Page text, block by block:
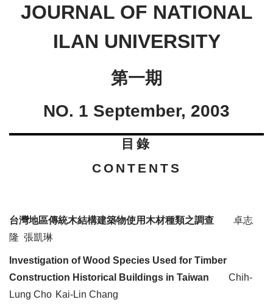
採編服務
JOURNAL OF NATIONAL
ILAN UNIVERSITY
第一期
NO. 1 September, 2003
目錄
CONTENTS
台灣地區傳統木結構建築物使用木材種類之調查
卓志
隆 張凱琳
Investigation of Wood Species Used for Timber
Construction Historical Buildings in Taiwan
Chih-
Lung Cho Kai-Lin Chang